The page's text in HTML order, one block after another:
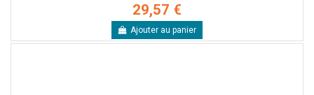
29,57 €
Ajouter au panier